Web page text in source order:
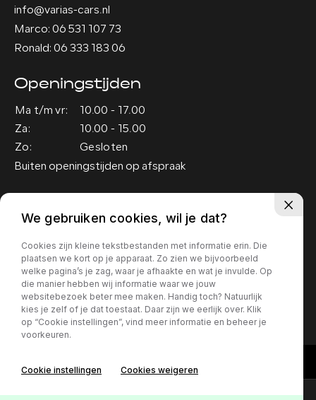
info@varias-cars.nl
Marco: 06 531 107 73
Ronald: 06 333 183 06
Openingstijden
Ma t/m vr:
10.00 - 17.00
Za:
10.00 - 15.00
Zo:
Gesloten
Buiten openingstijden op afspraak
5151 RM Drunen
Privacy policy
We gebruiken cookies, wil je dat?
Cookies zijn kleine tekstbestanden met informatie erin. Die
plaatsen we kort op je apparaat. Zo zien we bijvoorbeeld
welke pagina’s je zag, waar je afhaakte en wat je invulde. Op
die manier hebben wij informatie waar we jouw
websitebezoek beter mee maken. Handig toch? Natuurlijk
kies je zelf of je dat toestaat. Daar zijn we eerlijk over. Klik
op “Cookie instellingen”, vind meer informatie en beheer je
voorkeuren.
Cookie instellingen Cookies weigeren